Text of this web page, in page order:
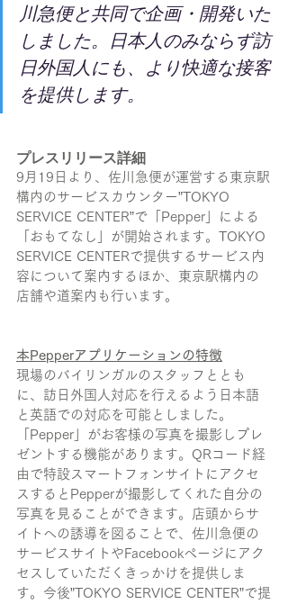
川急便と共同で企画・開発いた
しました。日本人のみならず訪
日外国人にも、より快適な接客
を提供します。
プレスリリース詳細
9月19日より、佐川急便が運営する東京駅
構内のサービスカウンター”TOKYO
SERVICE CENTER”で「Pepper」による
「おもてなし」が開始されます。TOKYO
SERVICE CENTERで提供するサービス内
容について案内するほか、東京駅構内の
店舗や道案内も行います。
本Pepperアプリケーションの特徴
現場のバイリンガルのスタッフととも
に、訪日外国人対応を行えるよう日本語
と英語での対応を可能としました。
「Pepper」がお客様の写真を撮影しプレ
ゼントする機能があります。QRコード経
由で特設スマートフォンサイトにアクセ
スするとPepperが撮影してくれた自分の
写真を見ることができます。店頭からサ
イトへの誘導を図ることで、佐川急便の
サービスサイトやFacebookページにアク
セスしていただくきっかけを提供しま
す。今後”TOKYO SERVICE CENTER”で提